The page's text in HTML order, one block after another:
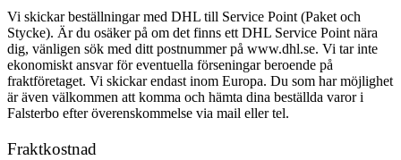
Vi skickar beställningar med DHL till Service Point (Paket och
Stycke). Är du osäker på om det finns ett DHL Service Point nära
dig, vänligen sök med ditt postnummer på www.dhl.se. Vi tar inte
ekonomiskt ansvar för eventuella förseningar beroende på
fraktföretaget. Vi skickar endast inom Europa. Du som har möjlighet
är även välkommen att komma och hämta dina beställda varor i
Falsterbo efter överenskommelse via mail eller tel.
Fraktkostnad